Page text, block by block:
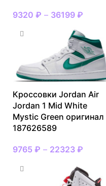
9320 ₽ – 36199 ₽
Кроссовки Jordan Air
Jordan 1 Mid White
Mystic Green оригинал
187626589
9765 ₽ – 22323 ₽